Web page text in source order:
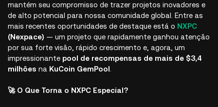
mantém seu compromisso de trazer projetos inovadores e
de alto potencial para nossa comunidade global. Entre as
mais recentes oportunidades de destaque está o NXPC
(Nexpace) — um projeto que rapidamente ganhou atenção
por sua forte visão, rápido crescimento e, agora, um
impressionante pool de recompensas de mais de $3,4
milhões na KuCoin GemPool
🚀 O Que Torna o NXPC Especial?